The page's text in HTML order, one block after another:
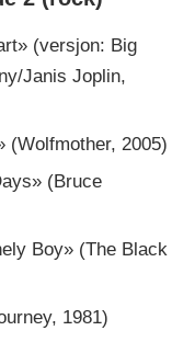
(versjon: Big
Janis Joplin,
(Wolfmother, 2005)
(Bruce
Boy» (The Black
1981)